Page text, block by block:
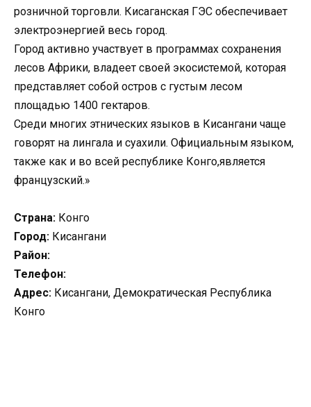
розничной торговли. Кисаганская ГЭС обеспечивает
электроэнергией весь город.
Город активно участвует в программах сохранения
лесов Африки, владеет своей экосистемой, которая
представляет собой остров с густым лесом
площадью 1400 гектаров.
Среди многих этнических языков в Кисангани чаще
говорят на лингала и суахили. Официальным языком,
также как и во всей республике Конго,является
французский.»
Страна: Конго
Город: Кисангани
Район:
Телефон:
Адрес: Кисангани, Демократическая Республика
Конго